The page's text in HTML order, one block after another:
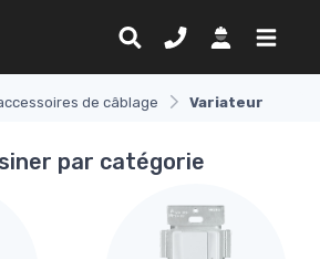
de câblage Variateur
par catégorie